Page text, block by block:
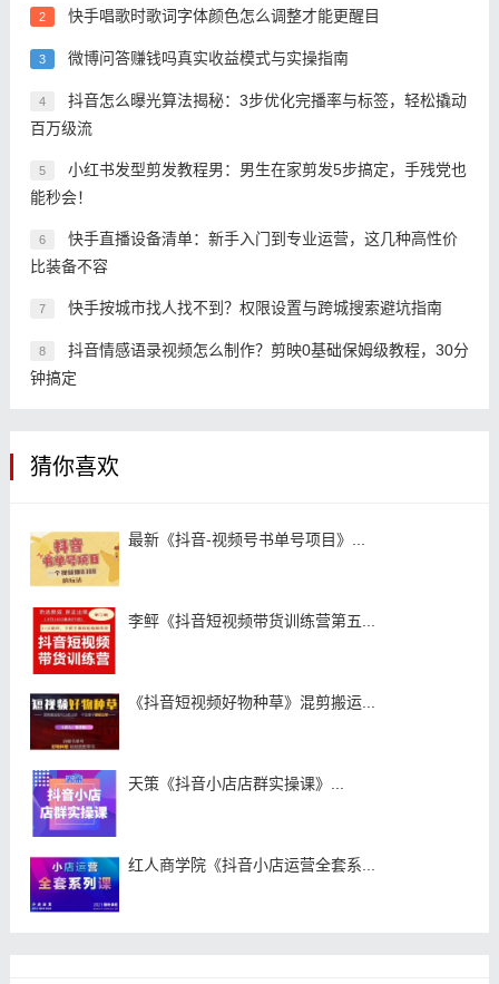
2 快手唱歌时歌词字体颜色怎么调整才能更醒目
3 微博问答赚钱吗真实收益模式与实操指南
4
抖音怎么曝光算法揭秘：3步优化完播率与标签，轻松撬动
百万级流
5
小红书发型剪发教程男：男生在家剪发5步搞定，手残党也
能秒会！
6
快手直播设备清单：新手入门到专业运营，这几种高性价
比装备不容
7 快手按城市找人找不到？权限设置与跨城搜索避坑指南
8
抖音情感语录视频怎么制作？剪映0基础保姆级教程，30分
钟搞定
猜你喜欢
最新《抖音-视频号书单号项目》...
李鲆《抖音短视频带货训练营第五...
《抖音短视频好物种草》混剪搬运...
天策《抖音小店店群实操课》...
红人商学院《抖音小店运营全套系...